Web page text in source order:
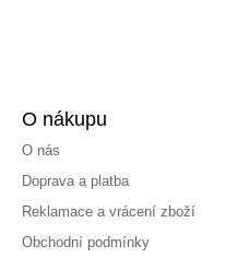
O nákupu
O nás
Doprava a platba
Reklamace a vrácení zboží
Obchodní podmínky